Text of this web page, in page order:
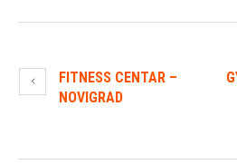
FITNESS CENTAR –
NOVIGRAD